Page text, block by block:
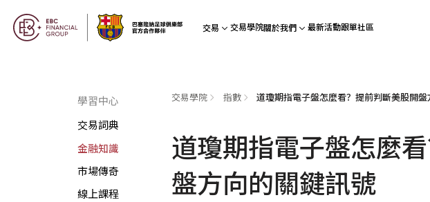
交易 交易學院關於我們 最新活動跟單社區
學習中心
交易詞典
金融知識
市場傳奇
線上課程
交易學院 指數
道瓊期指電子盤怎麼
盤方向的關鍵訊號